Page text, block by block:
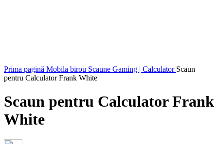
Prima pagină Mobila birou Scaune Gaming | Calculator Scaun
pentru Calculator Frank White
Scaun pentru Calculator Frank
White